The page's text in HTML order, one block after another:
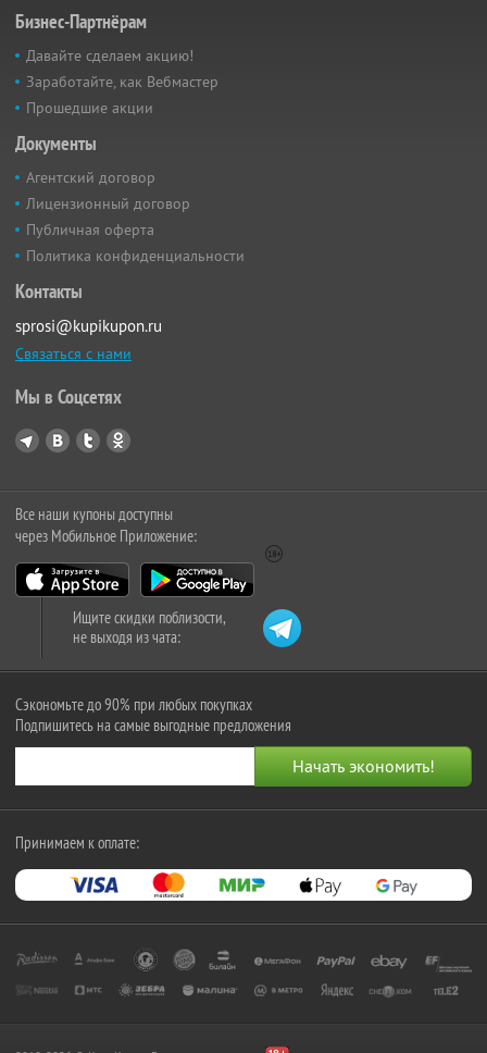
Бизнес-Партнёрам
Давайте сделаем акцию!
Заработайте, как Вебмастер
Прошедшие акции
Документы
Агентский договор
Лицензионный договор
Публичная оферта
Политика конфиденциальности
Контакты
sprosi@kupikupon.ru
Связаться с нами
Мы в Соцсетях
Все наши купоны доступны
через Мобильное Приложение:
Ищите скидки поблизости,
не выходя из чата:
Сэкономьте до 90% при любых покупках
Подпишитесь на самые выгодные предложения
Принимаем к оплате: